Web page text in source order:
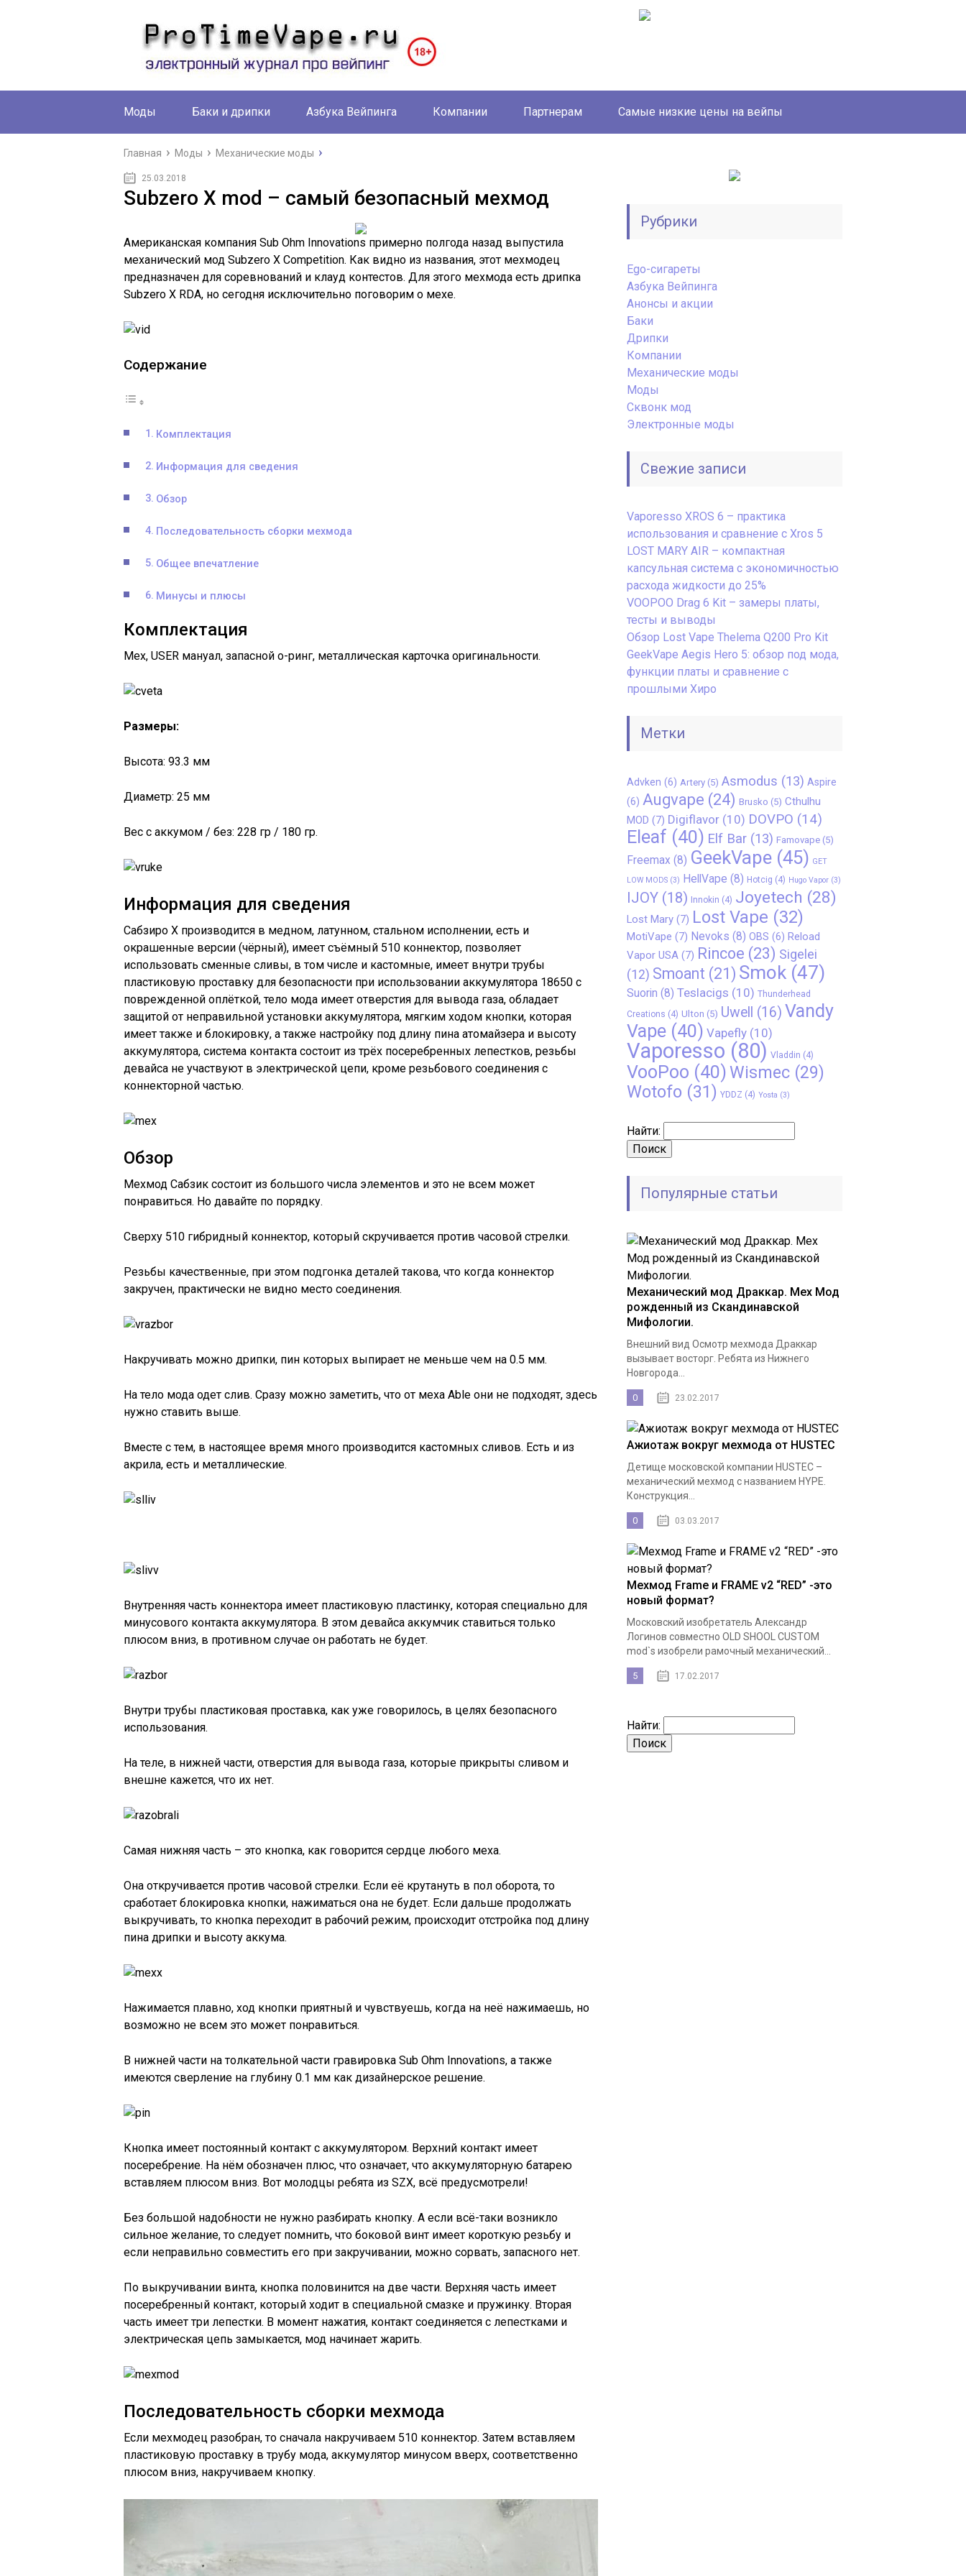
Моды Баки и дрипки Азбука Вейпинга Компании Партнерам Самые низкие цены на вейпы
Главная Моды Механические моды
25.03.2018
Subzero X mod – самый безопасный мехмод
Американская компания Sub Ohm Innovations примерно полгода назад выпустила
механический мод Subzero X Competition. Как видно из названия, этот мехмодец
предназначен для соревнований и клауд контестов. Для этого мехмода есть дрипка
Subzero X RDA, но сегодня исключительно поговорим о мехе.
Содержание
Комплектация
Информация для сведения
Обзор
Последовательность сборки мехмода
Общее впечатление
Минусы и плюсы
Комплектация
Мех, USER мануал, запасной о-ринг, металлическая карточка оригинальности.
Размеры:
Высота: 93.3 мм
Диаметр: 25 мм
Вес с аккумом / без: 228 гр / 180 гр.
Информация для сведения
Сабзиро Х производится в медном, латунном, стальном исполнении, есть и
окрашенные версии (чёрный), имеет съёмный 510 коннектор, позволяет
использовать сменные сливы, в том числе и кастомные, имеет внутри трубы
пластиковую проставку для безопасности при использовании аккумулятора 18650 с
поврежденной оплёткой, тело мода имеет отверстия для вывода газа, обладает
защитой от неправильной установки аккумулятора, мягким ходом кнопки, которая
имеет также и блокировку, а также настройку под длину пина атомайзера и высоту
аккумулятора, система контакта состоит из трёх посеребренных лепестков, резьбы
девайса не участвуют в электрической цепи, кроме резьбового соединения с
коннекторной частью.
Обзор
Мехмод Сабзик состоит из большого числа элементов и это не всем может
понравиться. Но давайте по порядку.
Сверху 510 гибридный коннектор, который скручивается против часовой стрелки.
Резьбы качественные, при этом подгонка деталей такова, что когда коннектор
закручен, практически не видно место соединения.
Накручивать можно дрипки, пин которых выпирает не меньше чем на 0.5 мм.
На тело мода одет слив. Сразу можно заметить, что от меха Able они не подходят, здесь
нужно ставить выше.
Вместе с тем, в настоящее время много производится кастомных сливов. Есть и из
акрила, есть и металлические.
Внутренняя часть коннектора имеет пластиковую пластинку, которая специально для
минусового контакта аккумулятора. В этом девайса аккумчик ставиться только
плюсом вниз, в противном случае он работать не будет.
Внутри трубы пластиковая проставка, как уже говорилось, в целях безопасного
использования.
На теле, в нижней части, отверстия для вывода газа, которые прикрыты сливом и
внешне кажется, что их нет.
Самая нижняя часть – это кнопка, как говорится сердце любого меха.
Она откручивается против часовой стрелки. Если её крутануть в пол оборота, то
сработает блокировка кнопки, нажиматься она не будет. Если дальше продолжать
выкручивать, то кнопка переходит в рабочий режим, происходит отстройка под длину
пина дрипки и высоту аккума.
Нажимается плавно, ход кнопки приятный и чувствуешь, когда на неё нажимаешь, но
возможно не всем это может понравиться.
В нижней части на толкательной части гравировка Sub Ohm Innovations, а также
имеются сверление на глубину 0.1 мм как дизайнерское решение.
Кнопка имеет постоянный контакт с аккумулятором. Верхний контакт имеет
посеребрение. На нём обозначен плюс, что означает, что аккумуляторную батарею
вставляем плюсом вниз. Вот молодцы ребята из SZX, всё предусмотрели!
Без большой надобности не нужно разбирать кнопку. А если всё-таки возникло
сильное желание, то следует помнить, что боковой винт имеет короткую резьбу и
если неправильно совместить его при закручивании, можно сорвать, запасного нет.
По выкручивании винта, кнопка половинится на две части. Верхняя часть имеет
посеребренный контакт, который ходит в специальной смазке и пружинку. Вторая
часть имеет три лепестки. В момент нажатия, контакт соединяется с лепестками и
электрическая цепь замыкается, мод начинает жарить.
Последовательность сборки мехмода
Если мехмодец разобран, то сначала накручиваем 510 коннектор. Затем вставляем
пластиковую проставку в трубу мода, аккумулятор минусом вверх, соответственно
плюсом вниз, накручиваем кнопку.
Рубрики
Ego-сигареты
Азбука Вейпинга
Анонсы и акции
Баки
Дрипки
Компании
Механические моды
Моды
Сквонк мод
Электронные моды
Свежие записи
Vaporesso XROS 6 – практика
использования и сравнение с Xros 5
LOST MARY AIR – компактная
капсульная система с экономичностью
расхода жидкости до 25%
VOOPOO Drag 6 Kit – замеры платы,
тесты и выводы
Обзор Lost Vape Thelema Q200 Pro Kit
GeekVape Aegis Hero 5: обзор под мода,
функции платы и сравнение с
прошлыми Хиро
Метки
Advken (6) Artery (5) Asmodus (13) Aspire
(6) Augvape (24) Brusko (5) Cthulhu
MOD (7) Digiflavor (10) DOVPO (14)
Eleaf (40) Elf Bar (13) Famovape (5)
Freemax (8) GeekVape (45) GET
LOW MODS (3) HellVape (8) Hotcig (4) Hugo Vapor (3)
IJOY (18) Innokin (4) Joyetech (28)
Lost Mary (7) Lost Vape (32)
MotiVape (7) Nevoks (8) OBS (6) Reload
Vapor USA (7) Rincoe (23) Sigelei
(12) Smoant (21) Smok (47)
Suorin (8) Teslacigs (10) Thunderhead
Creations (4) Ulton (5) Uwell (16) Vandy
Vape (40) Vapefly (10)
Vaporesso (80) Vladdin (4)
VooPoo (40) Wismec (29)
Wotofo (31) YDDZ (4) Yosta (3)
Найти:
Популярные статьи
Механический мод Драккар. Мех Мод
рожденный из Скандинавской
Мифологии.
Внешний вид Осмотр мехмода Драккар
вызывает восторг. Ребята из Нижнего
Новгорода...
0 23.02.2017
Ажиотаж вокруг мехмода от HUSTEC
Детище московской компании HUSTEC –
механический мехмод с названием HYPE.
Конструкция...
0 03.03.2017
Мехмод Frame и FRAME v2 “RED” -это
новый формат?
Московский изобретатель Александр
Логинов совместно OLD SHOOL CUSTOM
mod`s изобрели рамочный механический...
5 17.02.2017
Найти: